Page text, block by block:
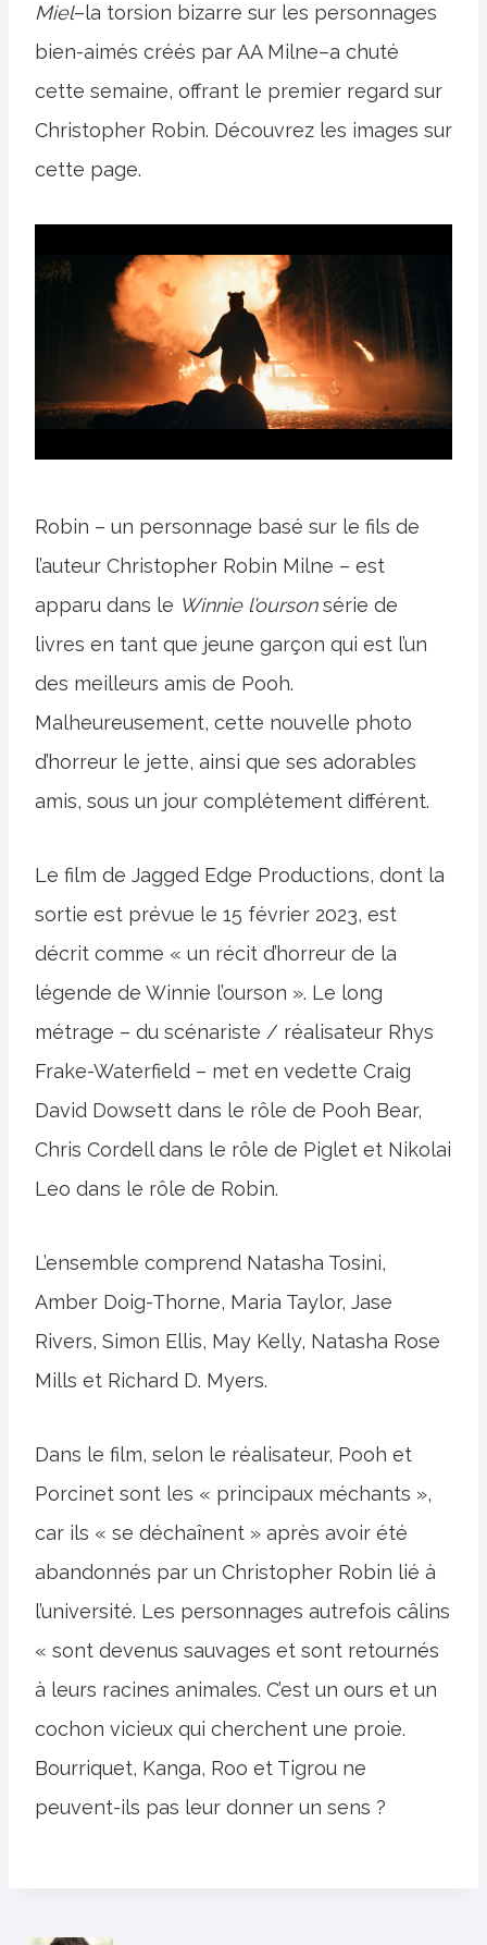
Miel–la torsion bizarre sur les personnages
bien-aimés créés par AA Milne–a chuté
cette semaine, offrant le premier regard sur
Christopher Robin. Découvrez les images sur
cette page.
Robin – un personnage basé sur le fils de
l’auteur Christopher Robin Milne – est
apparu dans le Winnie l’oursonsérie de
livres en tant que jeune garçon qui est l’un
des meilleurs amis de Pooh.
Malheureusement, cette nouvelle photo
d’horreur le jette, ainsi que ses adorables
amis, sous un jour complètement différent.
Le film de Jagged Edge Productions, dont la
sortie est prévue le 15 février 2023, est
décrit comme « un récit d’horreur de la
légende de Winnie l’ourson ». Le long
métrage – du scénariste / réalisateur Rhys
Frake-Waterfield – met en vedette Craig
David Dowsett dans le rôle de Pooh Bear,
Chris Cordell dans le rôle de Piglet et Nikolai
Leo dans le rôle de Robin.
L’ensemble comprend Natasha Tosini,
Amber Doig-Thorne, Maria Taylor, Jase
Rivers, Simon Ellis, May Kelly, Natasha Rose
Mills et Richard D. Myers.
Dans le film, selon le réalisateur, Pooh et
Porcinet sont les « principaux méchants »,
car ils « se déchaînent » après avoir été
abandonnés par un Christopher Robin lié à
l’université. Les personnages autrefois câlins
« sont devenus sauvages et sont retournés
à leurs racines animales. C’est un ours et un
cochon vicieux qui cherchent une proie.
Bourriquet, Kanga, Roo et Tigrou ne
peuvent-ils pas leur donner un sens ?